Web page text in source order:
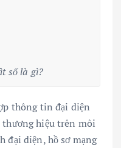
số là gì?
thông tin đại diện
thương hiệu trên môi
đại diện, hồ sơ mạng